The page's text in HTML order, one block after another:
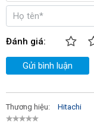
Đánh giá:
Gửi bình luận
Thương hiệu:
Hitachi